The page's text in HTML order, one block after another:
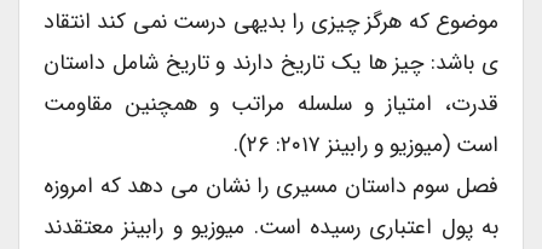
موضوع که هرگز چیزی را بدیهی درست نمی کند انتقاد
ی باشد: چیز ها یک تاریخ دارند و تاریخ شامل داستان
قدرت، امتیاز و سلسله مراتب و همچنین مقاومت
است (میوزیو و رابینز ۲۰۱۷: ۲۶).
فصل سوم داستان مسیری را نشان می دهد که امروزه
به پول اعتباری رسیده است. میوزیو و رابینز معتقدند